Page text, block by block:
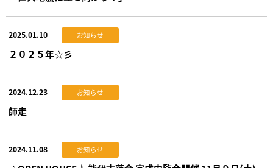
2025.01.10 お知らせ
２０２５年☆彡
2024.12.23 お知らせ
師走
2024.11.08 お知らせ